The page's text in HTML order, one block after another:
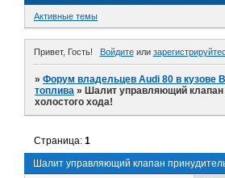
Активные темы
Привет, Гость! Войдитеили
»Форум владельцев Audi 80 в кузове
топлива »Шалит управляющий клапан
холостого хода!
Шалит управляющий клапан
Страница:1